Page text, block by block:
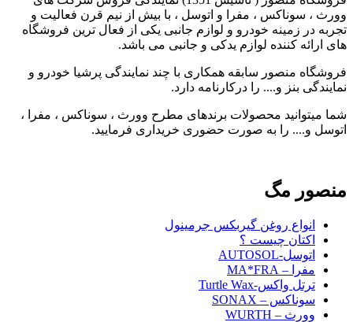
وورث ، سوناکس ، مفرا و اتوسل ، با بیش از نیم قرن فعالیت و
تجربه در زمینه خودرو و لوازم جانبی یکی از فعال ترین فروشگاه
های ارائه کننده لوازم یدکی و جانبی می باشد.
فروشگاه منصور سابقه همکاری با چند نمایندگی پرشیا خودرو و
نمایندگی بنز و.... را درکارنامه دارد.
شما میتوانید محصولات برندهای مطرح وورث ، سوناکس ، مفرا ،
اتوسل و.... را به صورت حضوری خریداری فرمایید.
منصور مگ
انواع روغن گیربکس جرمینول
اکتان چیست ؟
اتوسل-AUTOSOL
مفرا – MA*FRA
ترتل واکس-Turtle Wax
سوناکس – SONAX
وورث – WURTH